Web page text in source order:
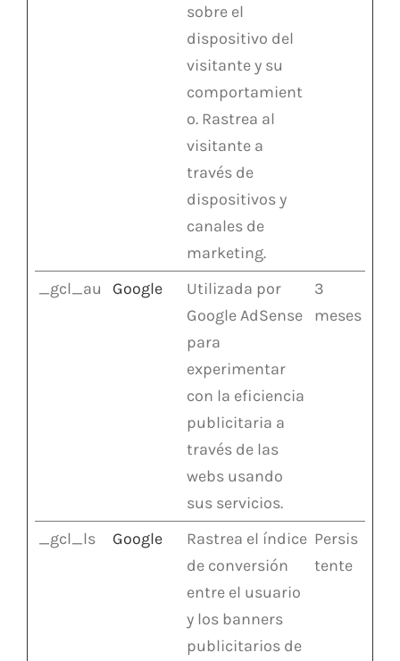
sobre el
dispositivo del
visitante y su
comportamient
o. Rastrea al
visitante a
través de
dispositivos y
canales de
marketing.
_gcl_au Google
Utilizada por
Google AdSense
para
experimentar
con la eficiencia
publicitaria a
través de las
webs usando
sus servicios.
3
meses
_gcl_ls Google
Rastrea el índice
de conversión
entre el usuario
y los banners
publicitarios de
Persis
tente